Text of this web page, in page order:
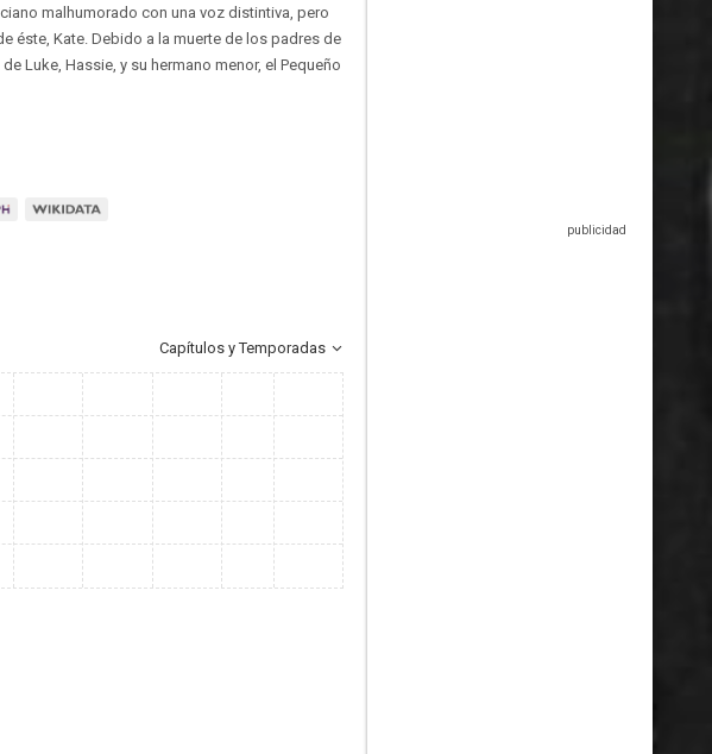
malhumorado con una voz distintiva, pero
éste, Kate. Debido a la muerte de los padres de
Luke, Hassie, y su hermano menor, el Pequeño
Capítulos y Temporadas